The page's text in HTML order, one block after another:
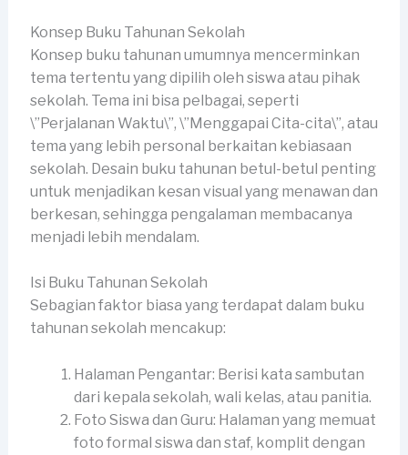
Konsep Buku Tahunan Sekolah
Konsep buku tahunan umumnya mencerminkan
tema tertentu yang dipilih oleh siswa atau pihak
sekolah. Tema ini bisa pelbagai, seperti
\”Perjalanan Waktu\”, \”Menggapai Cita-cita\”, atau
tema yang lebih personal berkaitan kebiasaan
sekolah. Desain buku tahunan betul-betul penting
untuk menjadikan kesan visual yang menawan dan
berkesan, sehingga pengalaman membacanya
menjadi lebih mendalam.
Isi Buku Tahunan Sekolah
Sebagian faktor biasa yang terdapat dalam buku
tahunan sekolah mencakup:
Halaman Pengantar: Berisi kata sambutan
dari kepala sekolah, wali kelas, atau panitia.
Foto Siswa dan Guru: Halaman yang memuat
foto formal siswa dan staf, komplit dengan